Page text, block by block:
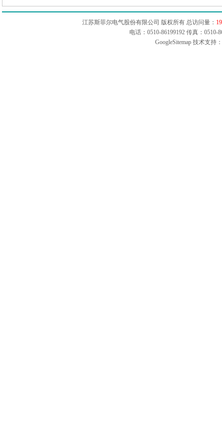
江苏斯菲尔电气股份有限公司 版权所有 总访问量：
电话：0510-86199192 传真：
GoogleSitemap技术支持